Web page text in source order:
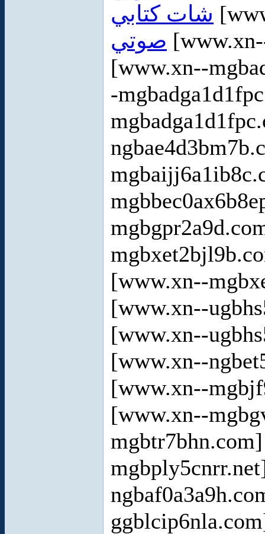
شات كتابي
صوتي
[www.xn--
-
[www.xn--
[www.xn--
[www.xn--
[www.xn--
[www.xn--
[www.xn--